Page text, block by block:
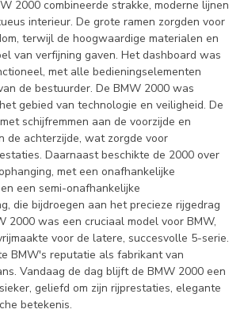
2000 combineerde strakke, moderne lijnen
interieur. De grote ramen zorgden voor
terwijl de hoogwaardige materialen en
van verfijning gaven. Het dashboard was
met alle bedieningselementen
de bestuurder. De BMW 2000 was
gebied van technologie en veiligheid. De
schijfremmen aan de voorzijde en
de achterzijde, wat zorgde voor
Daarnaast beschikte de 2000 over
met een onafhankelijke
een semi-onafhankelijke
die bijdroegen aan het precieze rijgedrag
2000 was een cruciaal model voor BMW,
voor de latere, succesvolle 5-serie.
BMW's reputatie als fabrikant van
Vandaag de dag blijft de BMW 2000 een
geliefd om zijn rijprestaties, elegante
betekenis.